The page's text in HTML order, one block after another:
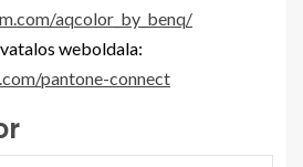
aqcolor_by_benq/
weboldala:
pantone-connect